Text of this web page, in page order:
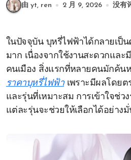
由 yt, ren 2 月 9, 2026 没有
ในปัจจุบัน บุหรี่ไฟฟ้าได้กลายเป็นตัวเลือกของผู้สูบจำนวน
มาก เนื่องจากใช้งานสะดวกและ
คนเมือง สิ่งแรกที่หลายคนมักค้น
ราคาบุหรี่ไฟฟ้าเพราะมีผลโดยต
และรุ่นที่เหมาะสม การเข้าใจช่ว
แต่ละรุ่นจะช่วยให้เลือกได้อย่าง